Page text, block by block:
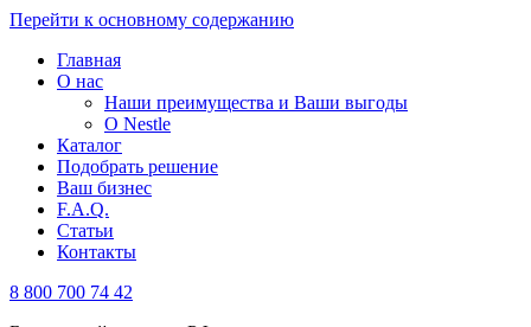
Перейти к основному содержанию
Главная
О нас
Наши преимущества и Ваши выгоды
О Nestle
Каталог
Подобрать решение
Ваш бизнес
F.A.Q.
Статьи
Контакты
8 800 700 74 42